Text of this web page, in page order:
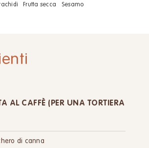
Frutta secca Sesamo
AL CAFFÈ (PER UNA TORTIERA
di canna